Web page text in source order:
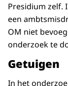
Presidium zelf.
een
OM niet
onderzoek te
Getuigen
In het